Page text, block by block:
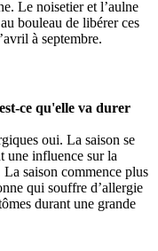
Le noisetier et l’aulne
bouleau de libérer ces
à septembre.
ce qu'elle va durer
oui. La saison se
une influence sur la
saison commence plus
qui souffre d’allergie
durant une grande